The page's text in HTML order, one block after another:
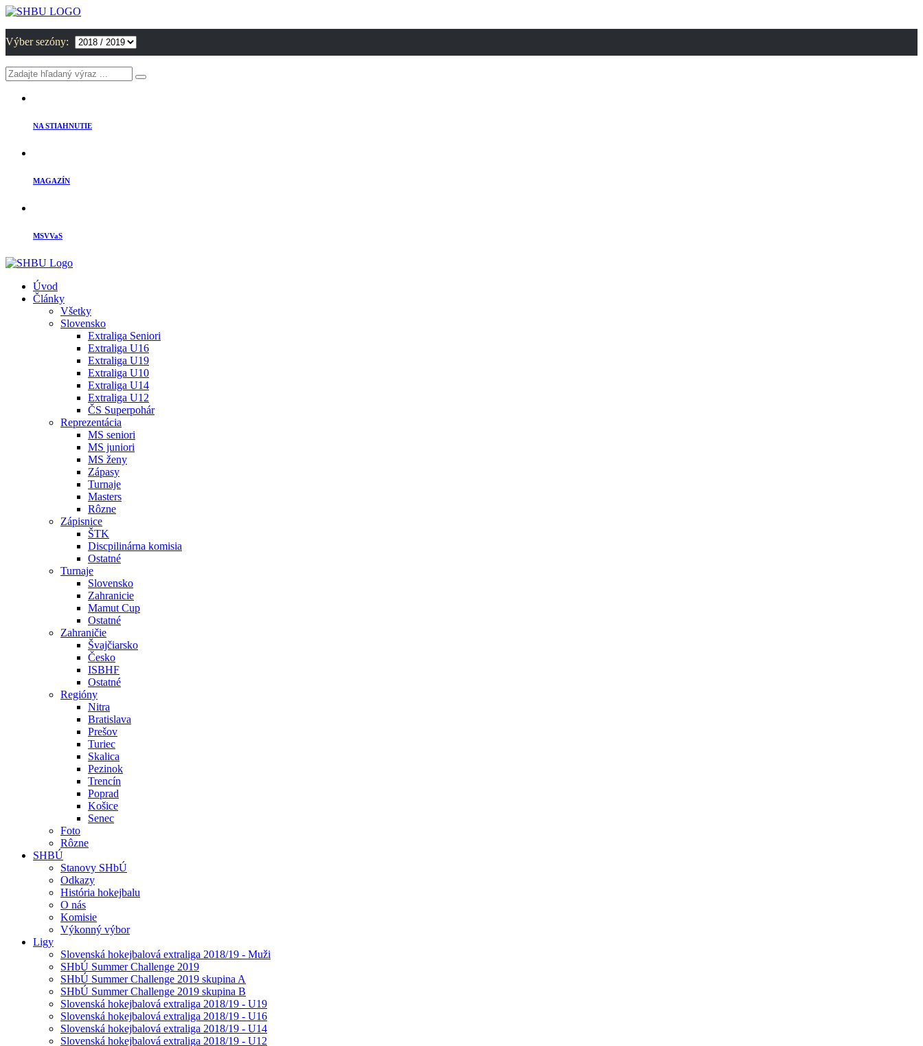
Výber sezóny:
NA STIAHNUTIE
MAGAZÍN
MSVVaS
Úvod
Články
Všetky
Slovensko
Extraliga Seniori
Extraliga U16
Extraliga U19
Extraliga U10
Extraliga U14
Extraliga U12
ČS Superpohár
Reprezentácia
MS seniori
MS juniori
MS ženy
Zápasy
Turnaje
Masters
Rôzne
Zápisnice
ŠTK
Discpilinárna komisia
Ostatné
Turnaje
Slovensko
Zahranicie
Mamut Cup
Ostatné
Zahraničie
Švajčiarsko
Česko
ISBHF
Ostatné
Regióny
Nitra
Bratislava
Prešov
Turiec
Skalica
Pezinok
Trencín
Poprad
Košice
Senec
Foto
Rôzne
SHBÚ
Stanovy SHbÚ
Odkazy
História hokejbalu
O nás
Komisie
Výkonný výbor
Ligy
Slovenská hokejbalová extraliga 2018/19 - Muži
SHbÚ Summer Challenge 2019
SHbÚ Summer Challenge 2019 skupina A
SHbÚ Summer Challenge 2019 skupina B
Slovenská hokejbalová extraliga 2018/19 - U19
Slovenská hokejbalová extraliga 2018/19 - U16
Slovenská hokejbalová extraliga 2018/19 - U14
Slovenská hokejbalová extraliga 2018/19 - U12